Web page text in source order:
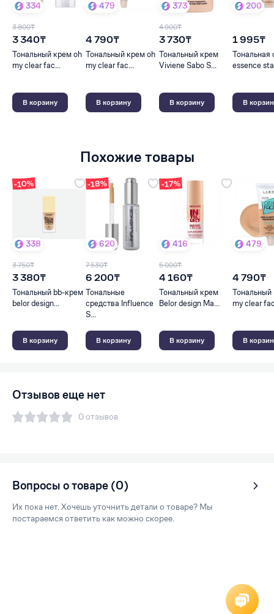
334
3 800₸
3 340₸
Тональный крем oh
my clear fac...
В корзину
479
4 790₸
Тональный крем oh
my clear fac...
В корзину
373
4 900₸
3 730₸
Тональный крем
Viviene Sabo S...
В корзину
200
1 995₸
Тональная
essence
В
Похожие товары
-10%
338
3 750₸
3 380₸
Тональный bb-крем
belor design...
В корзину
-18%
620
7 530₸
6 200₸
Тональные
средства Influence
S...
В корзину
-17%
416
5 000₸
4 160₸
Тональный крем
Belor design Ma...
В корзину
479
4 790₸
Тональный
my clear
В
Отзывов еще нет
0 отзывов
Вопросы о товаре (0)
Их пока нет. Хочешь уточнить детали о товаре? Мы
постараемся ответить как можно скорее.